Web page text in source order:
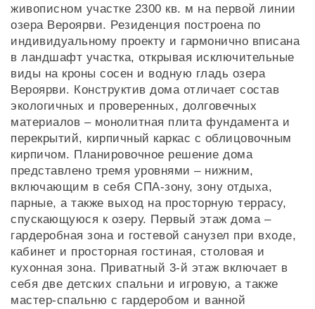
живописном участке 2300 кв. м на первой линии
озера Вероярви. Резиденция построена по
индивидуальному проекту и гармонично вписана
в ландшафт участка, открывая исключительные
виды на кроны сосен и водную гладь озера
Вероярви. Конструктив дома отличает состав
экологичных и проверенных, долговечных
материалов – монолитная плита фундамента и
перекрытий, кирпичный каркас с облицовочным
кирпичом. Планировочное решение дома
представлено тремя уровнями – нижним,
включающим в себя СПА-зону, зону отдыха,
парные, а также выход на просторную террасу,
спускающуюся к озеру. Первый этаж дома –
гардеробная зона и гостевой санузел при входе,
кабинет и просторная гостиная, столовая и
кухонная зона. Приватный 3-й этаж включает в
себя две детских спальни и игровую, а также
мастер-спальню с гардеробом и ванной